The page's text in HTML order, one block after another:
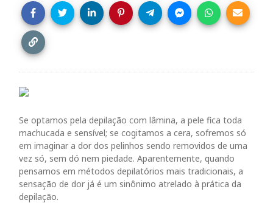
Se optamos pela depilação com lâmina, a pele fica toda
machucada e sensível; se cogitamos a cera, sofremos só
em imaginar a dor dos pelinhos sendo removidos de uma
vez só, sem dó nem piedade. Aparentemente, quando
pensamos em métodos depilatórios mais tradicionais, a
sensação de dor já é um sinônimo atrelado à prática da
depilação.